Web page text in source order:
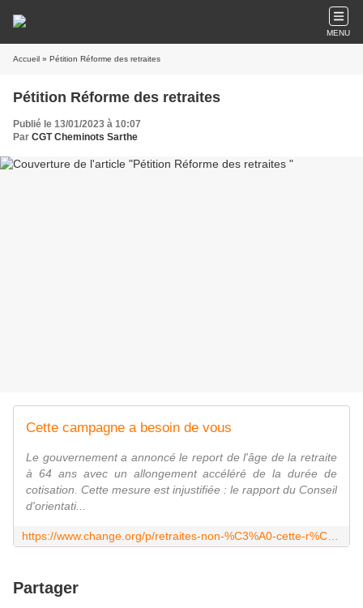
MENU
Accueil » Pétition Réforme des retraites
Pétition Réforme des retraites
Publié le 13/01/2023 à 10:07
Par CGT Cheminots Sarthe
Cette campagne a besoin de vous
Le gouvernement a annoncé le report de l'âge de la retraite
à 64 ans avec un allongement accéléré de la durée de
cotisation. Cette mesure est injustifiée : le rapport du Conseil
d'orientati...
Partager